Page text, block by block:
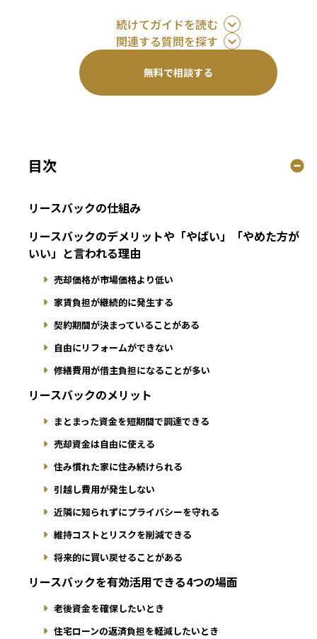
続けてガイドを読む
関連する質問を探す
無料で相談する
目次
リースバックの仕組み
リースバックのデメリットや「やばい」「やめた方が
いい」と言われる理由
売却価格が市場価格より低い
家賃負担が継続的に発生する
契約期間が決まっていることがある
自由にリフォームができない
修繕費用が借主負担になることが多い
リースバックのメリット
まとまった資金を短期間で調達できる
売却資金は自由に使える
住み慣れた家に住み続けられる
引越し費用が発生しない
近隣に知られずにプライバシーを守れる
維持コストとリスクを削減できる
将来的に買い戻せることがある
リースバックを有効活用できる4つの場面
老後資金を確保したいとき
住宅ローンの返済負担を軽減したいとき